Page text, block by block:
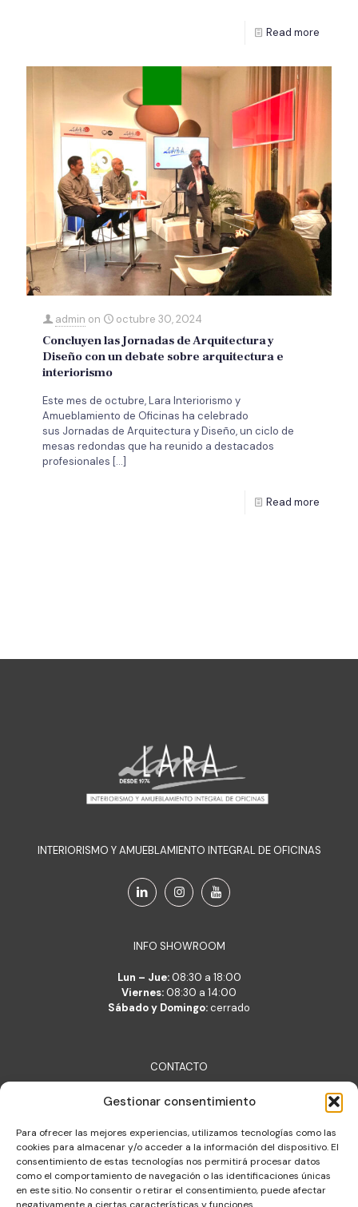
Gestionar consentimiento
Para ofrecer las mejores experiencias, utilizamos tecnologías como las
cookies para almacenar y/o acceder a la información del dispositivo. El
consentimiento de estas tecnologías nos permitirá procesar datos
como el comportamiento de navegación o las identificaciones únicas
en este sitio. No consentir o retirar el consentimiento, puede afectar
Read more
admin on octubre 30, 2024
Concluyen las Jornadas de Arquitectura y
Diseño con un debate sobre arquitectura e
interiorismo
Este mes de octubre, Lara Interiorismo y
Amueblamiento de Oficinas ha celebrado
sus Jornadas de Arquitectura y Diseño, un ciclo de
mesas redondas que ha reunido a destacados
profesionales […]
Read more
INTERIORISMO Y AMUEBLAMIENTO INTEGRAL DE OFICINAS
INFO SHOWROOM
Lun – Jue:08:30 a 18:00
Viernes: 08:30 a 14:00
Sábado y Domingo:cerrado
CONTACTO
Lara Belsué S.L.
lara@lara.es
T: +34 976 377 704
Almacén de logística integral
c/ Constitución 30, Cuarte de Huerva